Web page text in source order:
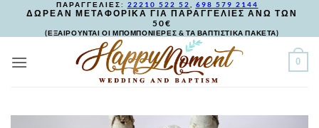
ΠΑΡΑΓΓΕΛΙΕΣ: 22210 522 52 698 579 2144
ΔΩΡΕΑΝ ΜΕΤΑΦΟΡΙΚΑ ΓΙΑ ΠΑΡΑΓΓΕΛΙΕΣ ΑΝΩ ΤΩΝ
50€
(ΕΞΑΙΡΟΥΝΤΑΙ ΟΙ ΜΠΟΜΠΟΝΙΕΡΕΣ & ΤΑ ΒΑΠΤΙΣΤΙΚΑ ΠΑΚΕΤΑ)
0